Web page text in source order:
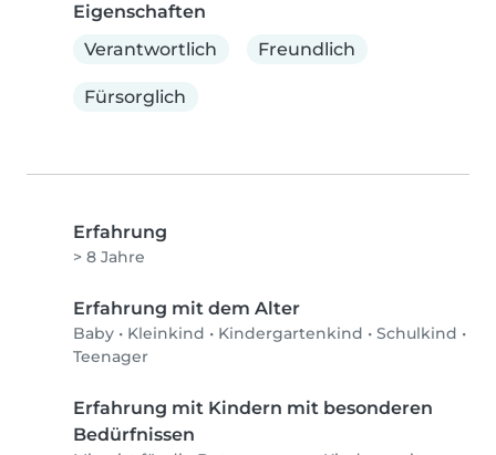
Eigenschaften
Verantwortlich
Freundlich
Fürsorglich
Erfahrung
> 8 Jahre
Erfahrung mit dem Alter
Baby • Kleinkind • Kindergartenkind • Schulkind •
Teenager
Erfahrung mit Kindern mit besonderen
Bedürfnissen